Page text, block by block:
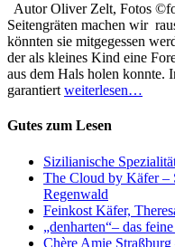
Autor Oliver Zelt, Fotos
Seitengräten machen wir
könnten sie mitgegessen
der als kleines Kind eine
aus dem Hals holen konnte.
garantiert weiterlesen…
Gutes zum Lesen
Sizilianische
The Cloud by Käfer –
Regenwald
Feinkost Käfer,
„denharten“– das
Chère Amie